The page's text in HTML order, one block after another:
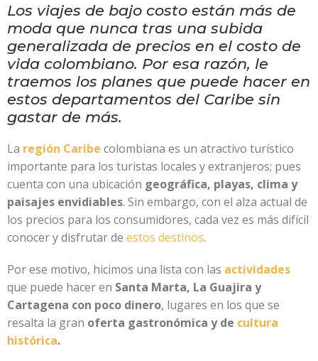
Los viajes de bajo costo están más de
moda que nunca tras una subida
generalizada de precios en el costo de
vida colombiano. Por esa razón, le
traemos los planes que puede hacer en
estos departamentos del Caribe sin
gastar de más.
La región Caribe colombiana es un atractivo turístico
importante para los turistas locales y extranjeros; pues
cuenta con una ubicación geográfica, playas, clima y
paisajes envidiables. Sin embargo, con el alza actual de
los precios para los consumidores, cada vez es más difícil
conocer y disfrutar de estos destinos.
Por ese motivo, hicimos una lista con las actividades
que puede hacer en Santa Marta, La Guajira y
Cartagena con poco dinero, lugares en los que se
resalta la gran oferta gastronómica y de cultura
histórica.